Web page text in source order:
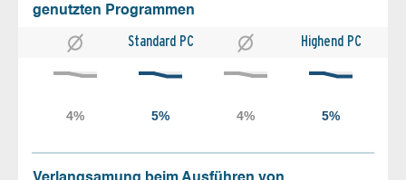
genutzten Programmen
Standard PC Highend PC